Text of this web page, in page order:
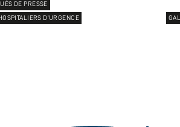
DE PRESSE
D’URGENCE